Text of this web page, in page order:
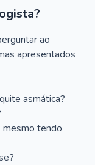
ao
apresentados
asmática?
tendo